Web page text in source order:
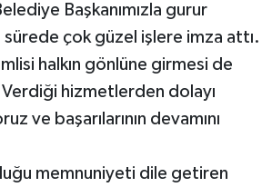
Başkanımızla gurur
sürede çok güzel işlere imza attı.
halkın gönlüne girmesi de
Verdiği hizmetlerden dolayı
ve başarılarının devamını
memnuniyeti dile getiren